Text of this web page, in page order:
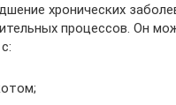
хронических
процессов. Он